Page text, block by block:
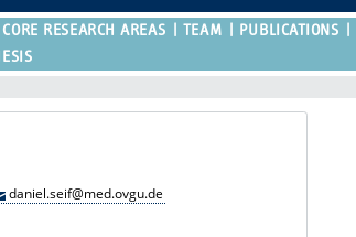
CORE RESEARCH AREAS TEAM PUBLICATIONS
daniel.seif@med.ovgu.de